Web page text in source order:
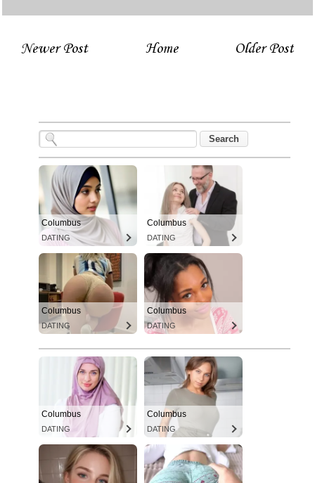
Newer Post Older Post
Home
Columbus
DATING
Columbus
DATING
Columbus
DATING
Columbus
DATING
Columbus
DATING
Columbus
DATING